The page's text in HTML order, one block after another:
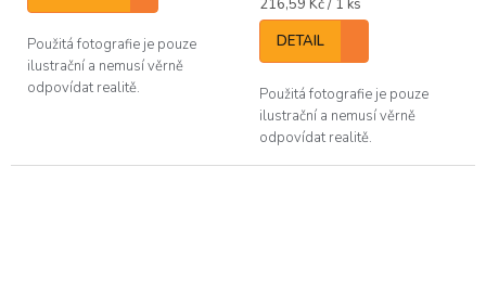
Použitá fotografie je pouze
ilustrační a nemusí věrně
odpovídat realitě.
cena:
216,59 Kč / 1 ks
DETAIL
Použitá fotografie je pouze
ilustrační a nemusí věrně
odpovídat realitě.